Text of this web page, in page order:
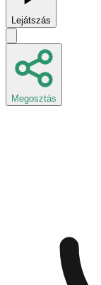
Lejátszás
Megosztás